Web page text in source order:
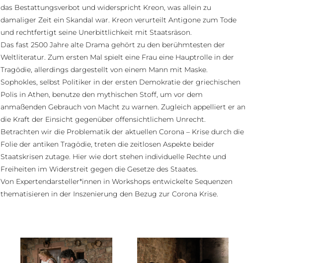
das Bestattungsverbot und widerspricht Kreon, was allein zu
damaliger Zeit ein Skandal war. Kreon verurteilt Antigone zum Tode
und rechtfertigt seine Unerbittlichkeit mit Staatsräson.
Das fast 2500 Jahre alte Drama gehört zu den berühmtesten der
Weltliteratur. Zum ersten Mal spielt eine Frau eine Hauptrolle in der
Tragödie, allerdings dargestellt von einem Mann mit Maske.
Sophokles, selbst Politiker in der ersten Demokratie der griechischen
Polis in Athen, benutze den mythischen Stoff, um vor dem
anmaßenden Gebrauch von Macht zu warnen. Zugleich appelliert er an
die Kraft der Einsicht gegenüber offensichtlichem Unrecht.
Betrachten wir die Problematik der aktuellen Corona – Krise durch die
Folie der antiken Tragödie, treten die zeitlosen Aspekte beider
Staatskrisen zutage. Hier wie dort stehen individuelle Rechte und
Freiheiten im Widerstreit gegen die Gesetze des Staates.
Von Expertendarsteller*innen in Workshops entwickelte Sequenzen
thematisieren in der Inszenierung den Bezug zur Corona Krise.